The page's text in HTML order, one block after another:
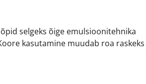
selgeks õige emulsioonitehnika
kasutamine muudab roa raskeks